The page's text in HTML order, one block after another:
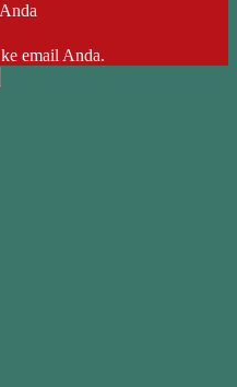
email Anda.